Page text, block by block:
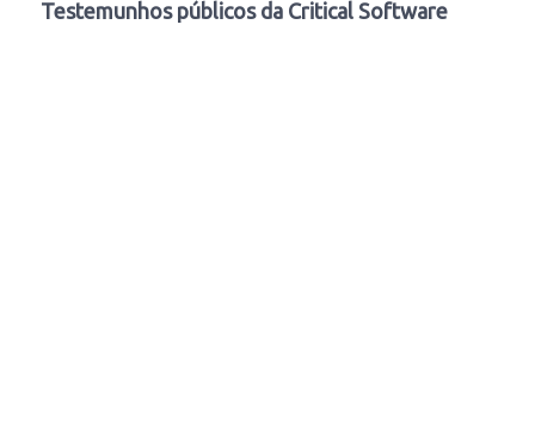
Testemunhos públicos da Critical Software